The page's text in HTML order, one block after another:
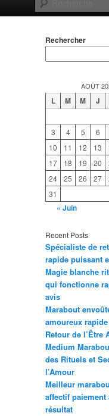
Rechercher
AOÛT
L M M J
3
4 5 6
10
11 12 13
17
18 19 20
24
25 26 27
31
« Juin
Recent Posts
Spécialiste de
rapide puissant
Magie blanche
qui fonctionne
avis
Marabout
amoureux rapide
Retour de l’Être
Medium
des Rituels et
l’Amour
Meilleur
affectif paiement
résultat